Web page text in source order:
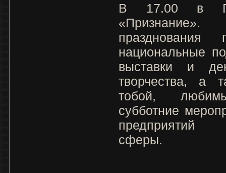
В 17.00 в
празднования
национальные
выставки и
творчества, а
тобой,
субботние
предприятий
сферы.